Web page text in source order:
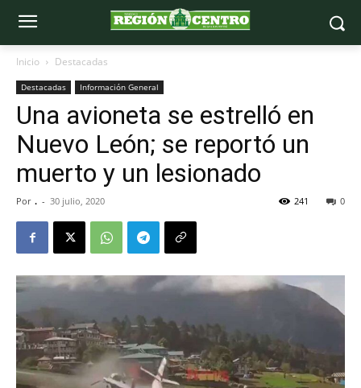
Inicio Destacadas
Destacadas Información General
Una avioneta se estrelló en
Nuevo León; se reportó un
muerto y un lesionado
Por . - 30 julio, 2020 0
241